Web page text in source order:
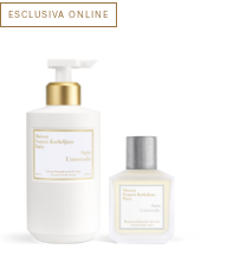
ESCLUSIVA ONLINE